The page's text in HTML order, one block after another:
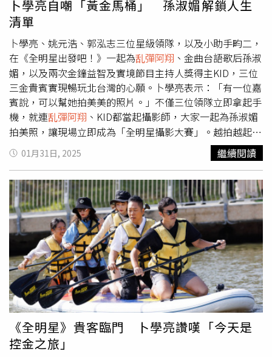
距，產生不少衝突與笑料。例如去年有一集節目邀來 乱彈阿
翔、高慧君、蔡昌憲以及李宣榕前往彰雲遊玩，有趣的是這
四個來賓其實年紀差距不算太大，許多網友對「蔡昌憲擔任
少年」一事存有疑慮，紛紛留言說「蔡昌憲是花甲還是少
年？」、「蔡昌憲是花甲吧？」而36歲的他也搞笑回說：
「網友說的都對！我才是花甲！」由張艾嘉（左起）領軍，
柯佳嬿、楊祐寧、王大陸共同參與的實境秀《艾嘉食堂》去
年播出，討論度高。（圖／泰坦星文創影視提供）由金馬影
后張艾嘉領軍實境秀《艾嘉食堂》，加上年輕一輩的藝人楊
祐寧、柯佳嬿、王大陸共同參與，選角是根據《尹食堂》的
員工角色配置，包含一位店經理、一位二廚、以及一位外場
人員。靈魂人物張艾嘉表示當初會接下這節目單純是因為
「好玩」，想做出不一樣的實境綜藝節目，也透露自己從來
不覺得和年輕人相處是什麼難事，但擔心年輕人跟她在一起
會有壓力，她也認為大家分工合作的默契產生的火花是最精
采的地方。不過《艾嘉食堂》中的外場人員王大陸，近期因
閃兵與涉教唆打人等事件觸法引發軒然大波，該節目是他去
年在台灣唯一參加的實境節目，原本今年要開拍第二季，剛
好因故延期，演員卡司都在醞釀中，因此王大陸的狀況尚未
對節目有所影響。
卜學亮自嘲「黃金馬桶」 孫淑媚解鎖人生
清單
卜學亮、姚元浩、郭泓志三位星級領隊，以及小助手畇二，
在《全明星出發吧！》一起為乱彈阿翔 、金曲台語歌后孫淑
媚，以及兩次金鐘益智及實境節目主持人獎得主KID，三位
三金貴賓實現暢玩北台灣的心願。卜學亮表示：「有一位嘉
賓說，可以幫她拍美美的照片。」不僅三位領隊立即拿起手
機，就連乱彈阿翔 、KID都當起攝影師，大家一起為孫淑媚
拍美照，讓現場立即成為「全明星攝影大賽」。越拍越起勁
的姚元浩還說：「我們換一個地方拍。」讓等待許久的KID
忍不住怒吼不禁催促：「快點啦！（拍）幾張了！」卜學
亮、姚元浩、郭泓志與小助手畇二，帶著乱彈阿翔、孫淑
媚、KID暢遊北台灣。（圖／好看娛樂提供）郭泓志更是展
現棒球以外的才能，要孫淑媚拿起甜點當前景，還說：「它
不是重點，重點在於妳。」讓眾人驚呼真的很會講。而當大
家拿出照片講評時，KID看到姚元浩拍攝孫淑媚拿著芒草的
美照時，卻大膽吐槽評論說：「很適合去演關公！」讓全場
笑翻。對於像是泡溫泉、黃金獵犬摸到飽的等等《全明星出
發吧！》星級領隊量身打造的行程， 讓孫淑媚感性表示：
「我覺得整個感覺很像在完成未知的人生清單打勾。」還補
充說：「我不知道願望卡是這樣用的，早知道寫多一點。」
而正對著黃金獵犬屁股的卜學亮則是搞笑說：「我覺得我很
像（黃金）馬桶耶！」
01月31日, 2025 繼續閱讀
《全明星》貴客臨門 卜學亮讚嘆「今天是
控金之旅」